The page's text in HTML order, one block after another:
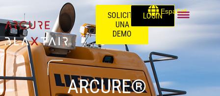
SOLICITE
UNA
DEMO
LOGINEspañol
ARCURE®